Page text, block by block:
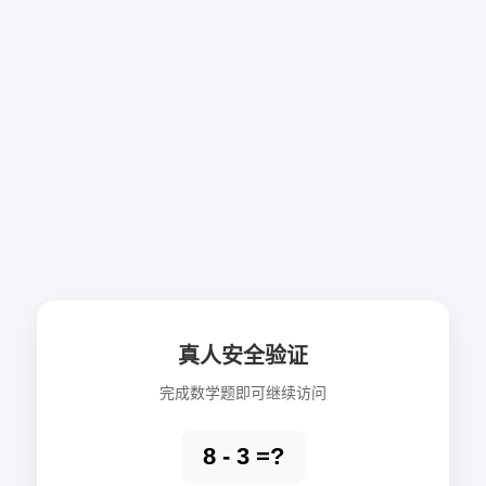
真人安全验证
完成数学题即可继续访问
8 - 3 =?